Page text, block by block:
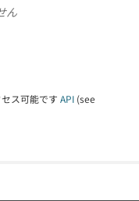
ん
ス可能です API (see